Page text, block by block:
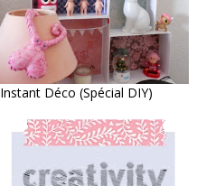
Instant Déco (spécial DIY)